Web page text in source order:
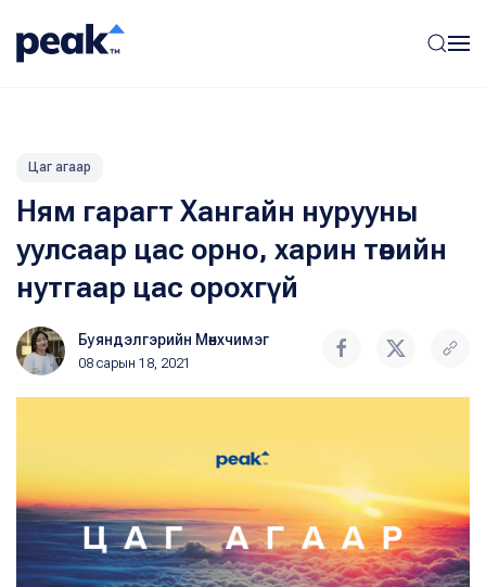
Цаг агаар
Ням гарагт Хангайн нурууны
уулсаар цас орно, харин төвийн
нутгаар цас орохгүй
Буяндэлгэрийн Мөнхчимэг
08 сарын 18, 2021